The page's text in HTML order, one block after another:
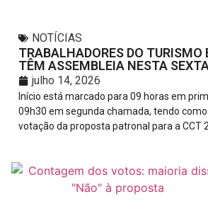
NOTÍCIAS
TRABALHADORES DO TURISMO
TÊM ASSEMBLEIA NESTA
julho 14, 2026
Início está marcado para 09 horas em
09h30 em segunda chamada, tendo
votação da proposta patronal para a CCT